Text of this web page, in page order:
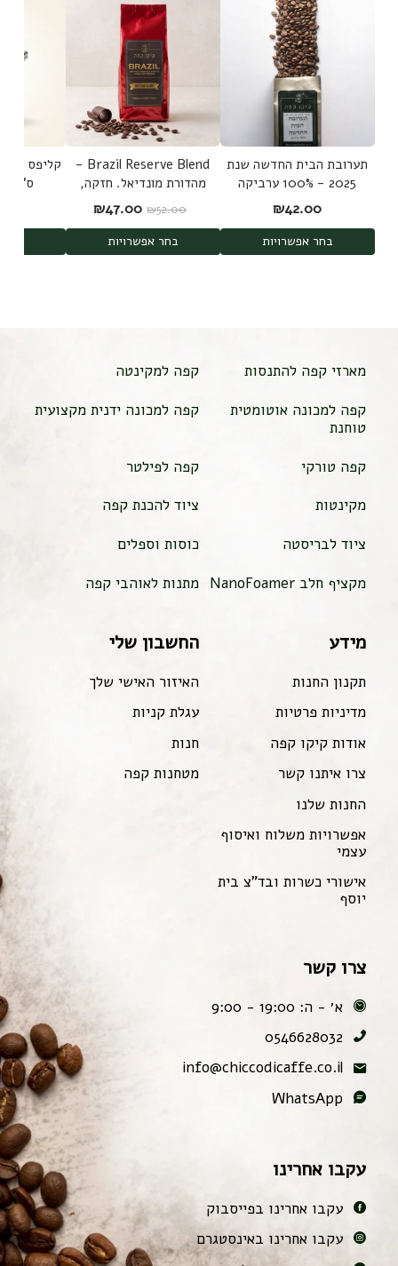
תערובת הבית החדשה שנת
2025 - 100% ערביקה
משלושה מקורות
₪42.00
בחר אפשרויות
Brazil Reserve Blend -
מהדורת מונדיאל. חזקה,
שוקולדית ללא חמיצות -
100% ערביקה
₪52.00 המחיר המקורי היה: ₪52.00.
₪47.00 המחיר הנוכחי הוא:
בחר אפשרויות
ס"מ Bulldog clip
מארזי קפה להתנסות
קפה למקינטה
קפה למכונה אוטומטית
טוחנת
קפה למכונה ידנית מקצועית
קפה טורקי
קפה לפילטר
מקינטות
ציוד להכנת קפה
ציוד לבריסטה
כוסות וספלים
מקציף חלב NanoFoamer
מתנות לאוהבי קפה
מידע
תקנון החנות
מדיניות פרטיות
אודות קיקו קפה
צרו איתנו קשר
החנות שלנו
אפשרויות משלוח ואיסוף
עצמי
אישורי כשרות ובד"צ בית
יוסף
החשבון שלי
האיזור האישי שלך
עגלת קניות
חנות
מטחנות קפה
צרו קשר
א׳ - ה: 19:00 - 9:00
0546628032
info@chiccodicaffe.co.il
WhatsApp
עקבו אחרינו
עקבו אחרינו בפייסבוק
עקבו אחרינו באינסטגרם